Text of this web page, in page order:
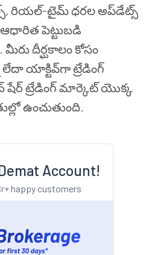
రియల్-టైమ్ ధరల అప్‌డేట్స్
ఆధారిత పెట్టుబడి
మీరు దీర్ఘకాలం కోసం
లేదా యాక్టివ్‌గా ట్రేడింగ్
షేర్ ట్రేడింగ్ మార్కెట్ యొక్క
ఉంచుతుంది.
Account!
happy customers